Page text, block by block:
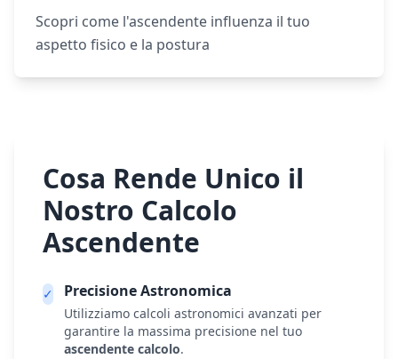
Scopri come l'ascendente influenza il tuo
aspetto fisico e la postura
Cosa Rende Unico il
Nostro Calcolo
Ascendente
✓ Precisione Astronomica
Utilizziamo calcoli astronomici avanzati per
garantire la massima precisione nel tuo
ascendente calcolo.